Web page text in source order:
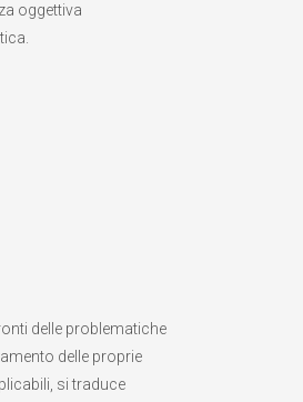
oggettiva
delle problematiche
delle proprie
si traduce